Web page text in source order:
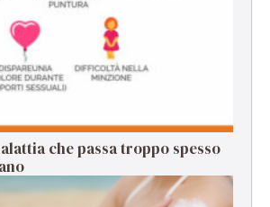
che passa troppo spesso